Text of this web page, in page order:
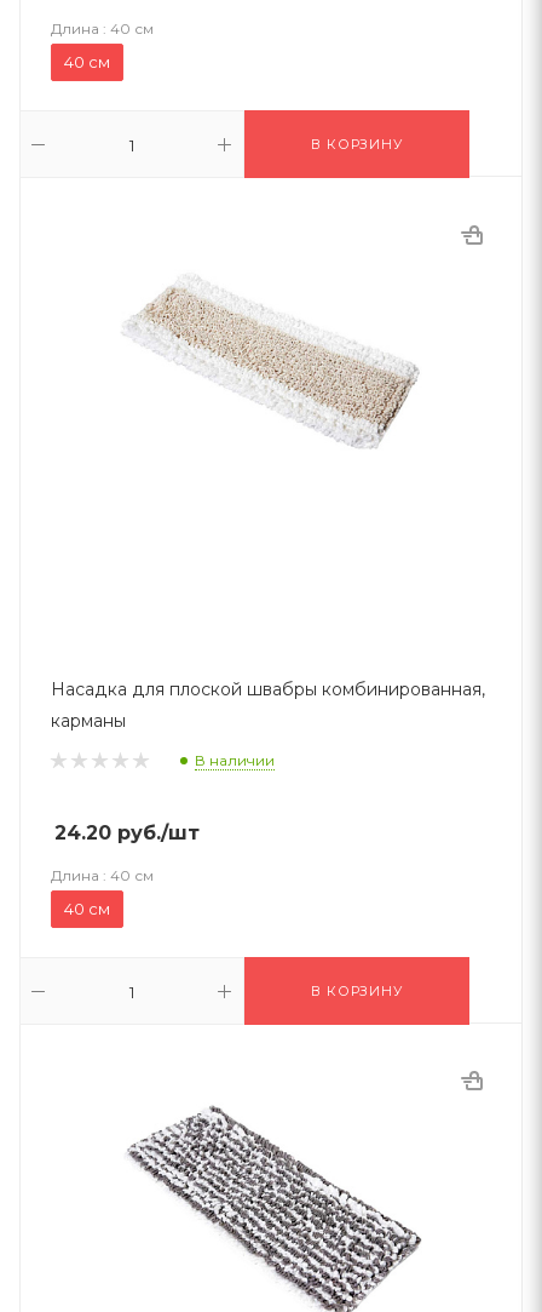
Длина : 40 см
40 см
В КОРЗИНУ
Насадка для плоской швабры комбинированная,
карманы
В наличии
24.20 руб./шт
Длина : 40 см
40 см
В КОРЗИНУ